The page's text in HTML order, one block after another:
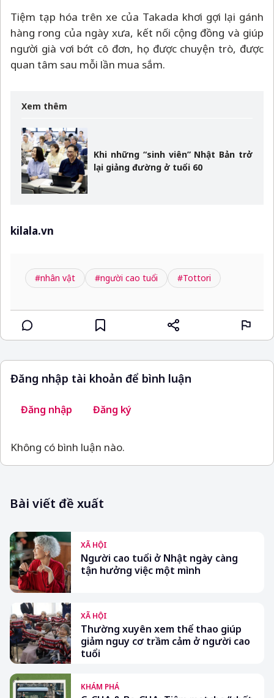
Tiệm tạp hóa trên xe của Takada khơi gợi lại gánh
hàng rong của ngày xưa, kết nối cộng đồng và giúp
người già vơi bớt cô đơn, họ được chuyện trò, được
quan tâm sau mỗi lần mua sắm.
Xem thêm
Khi những “sinh viên” Nhật Bản trở
lại giảng đường ở tuổi 60
kilala.vn
#nhân vật #người cao tuổi #Tottori
Đăng nhập tài khoản để bình luận
Đăng nhập Đăng ký
Không có bình luận nào.
Bài viết đề xuất
XÃ HỘI
Người cao tuổi ở Nhật ngày càng
tận hưởng việc một mình
XÃ HỘI
Thường xuyên xem thể thao giúp
giảm nguy cơ trầm cảm ở người cao
tuổi
KHÁM PHÁ